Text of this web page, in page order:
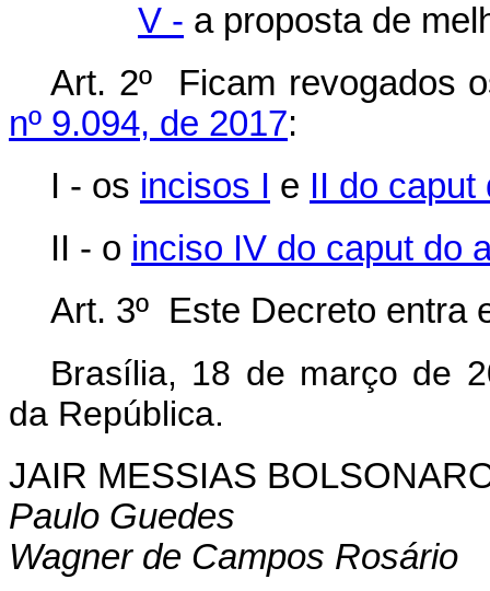
V - a proposta de
Art. 2º Ficam revogados
nº 9.094, de 2017:
I - os incisos I e II do caput
II - o inciso IV do caput do
Art. 3º Este Decreto entra
Brasília, 18 de março de
da República.
JAIR MESSIAS
Paulo Guedes
Wagner de Campos Rosário